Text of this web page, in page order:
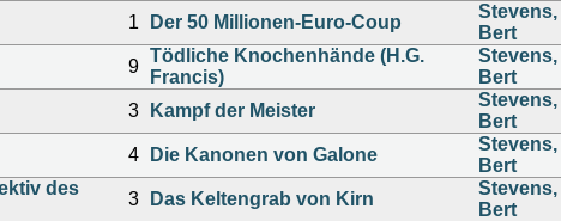
1 Der 50 Millionen-Euro-Coup
Stevens,
Bert
9
Tödliche Knochenhände (H.G.
Francis)
Stevens,
Bert
3 Kampf der Meister
Stevens,
Bert
4 Die Kanonen von Galone
Stevens,
Bert
des
3 Das Keltengrab von Kirn
Stevens,
Bert